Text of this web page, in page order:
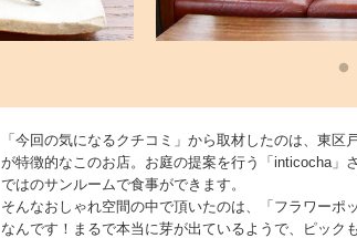
「今回の気になるクチコミ」から取材したのは、東
が特徴的なこのお店。お庭の提案を行う「inticocha」
ではのサンルームで食事ができます。
そんなおしゃれ空間の中で頂いたのは、「フラワーポ
なんです！まるで本当に芽が出ているようで、ピック